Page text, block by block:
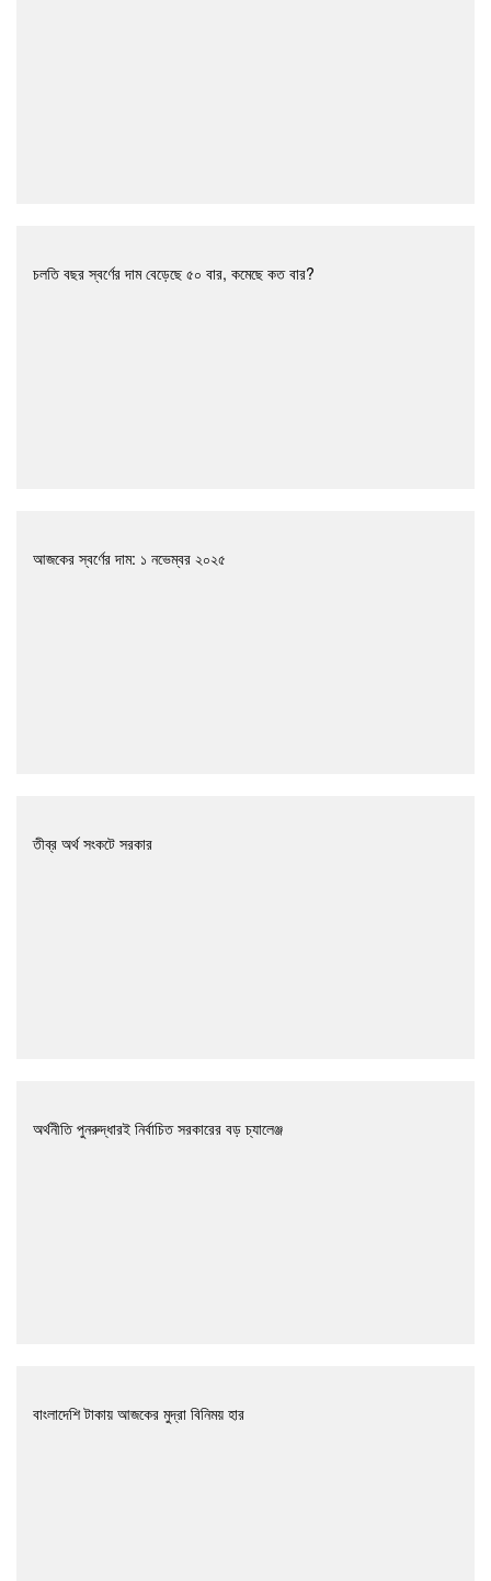
চলতি বছর স্বর্ণের দাম বেড়েছে ৫০ বার, কমেছে কত বার?
আজকের স্বর্ণের দাম: ১ নভেম্বর ২০২৫
তীব্র অর্থ সংকটে সরকার
অর্থনীতি পুনরুদ্ধারই নির্বাচিত সরকারের বড় চ্যালেঞ্জ
বাংলাদেশি টাকায় আজকের মুদ্রা বিনিময় হার